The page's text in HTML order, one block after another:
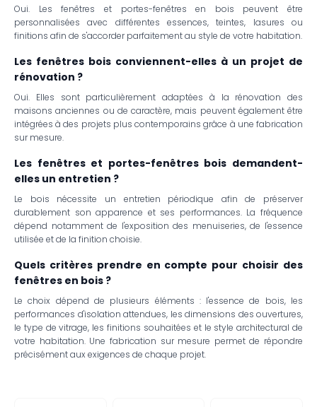
Oui. Les fenêtres et portes-fenêtres en bois peuvent être
personnalisées avec différentes essences, teintes, lasures ou
finitions afin de s'accorder parfaitement au style de votre habitation.
Les fenêtres bois conviennent-elles à un projet de
rénovation ?
Oui. Elles sont particulièrement adaptées à la rénovation des
maisons anciennes ou de caractère, mais peuvent également être
intégrées à des projets plus contemporains grâce à une fabrication
sur mesure.
Les fenêtres et portes-fenêtres bois demandent-
elles un entretien ?
Le bois nécessite un entretien périodique afin de préserver
durablement son apparence et ses performances. La fréquence
dépend notamment de l'exposition des menuiseries, de l'essence
utilisée et de la finition choisie.
Quels critères prendre en compte pour choisir des
fenêtres en bois ?
Le choix dépend de plusieurs éléments : l'essence de bois, les
performances d'isolation attendues, les dimensions des ouvertures,
le type de vitrage, les finitions souhaitées et le style architectural de
votre habitation. Une fabrication sur mesure permet de répondre
précisément aux exigences de chaque projet.